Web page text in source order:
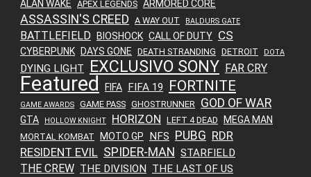
ALAN WAKE APEX LEGENDS ARMORED CORE
ASSASSIN'S CREED A WAY OUT BALDURS GATE
BATTLEFIELD BIOSHOCK CALL OF DUTY CS
CYBERPUNK DAYS GONE DEATH STRANDING DETROIT DOTA
DYING LIGHT EXCLUSIVO SONY FAR CRY
Featured FIFA FIFA 19 FORTNITE
GAME AWARDS GAME PASS GHOSTRUNNER GOD OF WAR
GTA HOLLOW KNIGHT HORIZON LEFT 4 DEAD MEGA MAN
MORTAL KOMBAT MOTO GP NFS PUBG RDR
RESIDENT EVIL SPIDER-MAN STARFIELD
THE CREW THE DIVISION THE LAST OF US